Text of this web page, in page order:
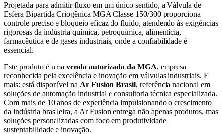
Projetada para admitir fluxo em um único sentido, a Válvula de
Esfera Bipartida Criogênica MGA Classe 150/300 proporciona
controle preciso e bloqueio eficaz do fluido, atendendo às exigências
rigorosas da indústria química, petroquímica, alimentícia,
farmacêutica e de gases industriais, onde a confiabilidade é
essencial.
Este produto é uma venda autorizada da MGA, empresa
reconhecida pela excelência e inovação em válvulas industriais. E
mais: está disponível na Ar Fusion Brasil, referência nacional em
soluções de automação industrial e consultoria técnica especializada.
Com mais de 10 anos de experiência impulsionando o crescimento
da indústria brasileira, a Ar Fusion entrega não apenas produtos, mas
soluções personalizadas com foco em produtividade,
sustentabilidade e inovação.